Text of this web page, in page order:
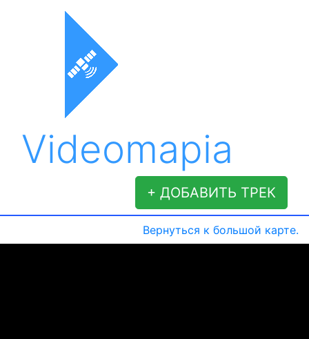
Videomapia
+ ДОБАВИТЬ ТРЕК
Вернуться к большой карте.